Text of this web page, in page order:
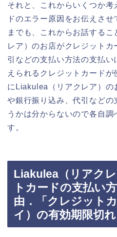
それと、これからいくつか考
ドのエラー原因をお伝えさせ
までも、これからお話する
レア）のお店がクレジット
引などの支払い方法の支払
えられるクレジットカード
にLiakulea（リアクレア）の
や銀行振り込み、代引などの
うかは分からないので各自
す。
Liakulea（リアク
トカードの支払い
由．「クレジット
イ）の有効期限切れ